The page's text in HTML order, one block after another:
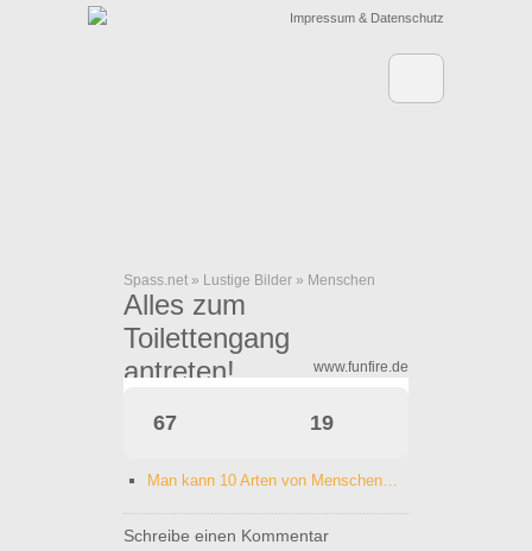
Impressum & Datenschutz
Spass.net » Lustige Bilder » Menschen
Alles zum
Toilettengang
antreten!
www.funfire.de
67 19
Man kann 10 Arten von Menschen…
Schreibe einen Kommentar